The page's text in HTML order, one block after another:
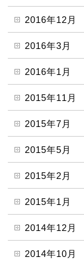
2016年12月
2016年3月
2016年1月
2015年11月
2015年7月
2015年5月
2015年2月
2015年1月
2014年12月
2014年10月